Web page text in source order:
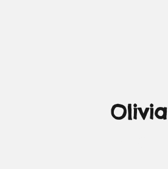
Olivia